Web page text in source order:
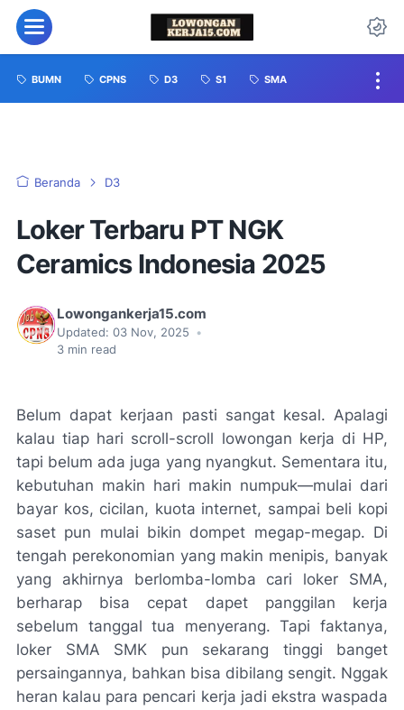
BUMN CPNS D3 S1 SMA
Beranda D3
Loker Terbaru PT NGK
Ceramics Indonesia 2025
Lowongankerja15.com
Updated: 03 Nov, 2025
•
3 min read
Belum dapat kerjaan pasti sangat kesal. Apalagi
kalau tiap hari scroll-scroll lowongan kerja di HP,
tapi belum ada juga yang nyangkut. Sementara itu,
kebutuhan makin hari makin numpuk—mulai dari
bayar kos, cicilan, kuota internet, sampai beli kopi
saset pun mulai bikin dompet megap-megap. Di
tengah perekonomian yang makin menipis, banyak
yang akhirnya berlomba-lomba cari loker SMA,
berharap bisa cepat dapet panggilan kerja
sebelum tanggal tua menyerang. Tapi faktanya,
loker SMA SMK pun sekarang tinggi banget
persaingannya, bahkan bisa dibilang sengit. Nggak
heran kalau para pencari kerja jadi ekstra waspada